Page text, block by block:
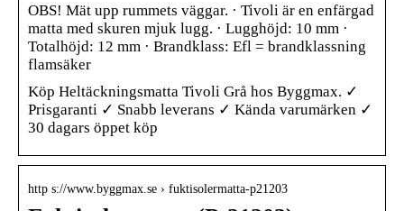
OBS! Mät upp rummets väggar. · Tivoli är en enfärgad
matta med skuren mjuk lugg. · Lugghöjd: 10 mm ·
Totalhöjd: 12 mm · Brandklass: Efl = brandklassning
flamsäker
Köp Heltäckningsmatta Tivoli Grå hos Byggmax. ✓
Prisgaranti ✓ Snabb leverans ✓ Kända varumärken ✓
30 dagars öppet köp
http s://www.byggmax.se › fuktisolermatta-p21203